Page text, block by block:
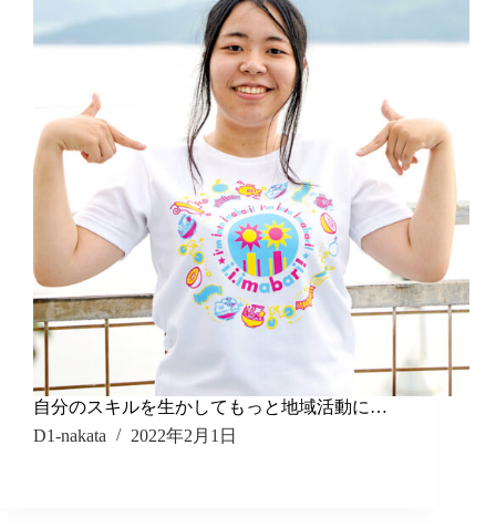
自分のスキルを生かしてもっと地域活動に…
D1-nakata
2022年2月1日